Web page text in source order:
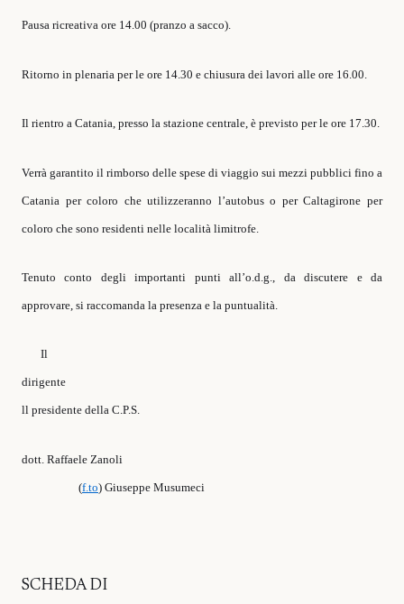
Pausa ricreativa ore 14.00 (pranzo a sacco).
Ritorno in plenaria per le ore 14.30 e chiusura dei lavori alle ore 16.00.
Il rientro a Catania, presso la stazione centrale, è previsto per le ore 17.30.
Verrà garantito il rimborso delle spese di viaggio sui mezzi pubblici fino a
Catania per coloro che utilizzeranno l’autobus o per Caltagirone per
coloro che sono residenti nelle località limitrofe.
Tenuto conto degli importanti punti all’o.d.g., da discutere e da
approvare, si raccomanda la presenza e la puntualità.
Il
dirigente
ll presidente della C.P.S.
dott. Raffaele Zanoli
(f.to) Giuseppe Musumeci
SCHEDA DI